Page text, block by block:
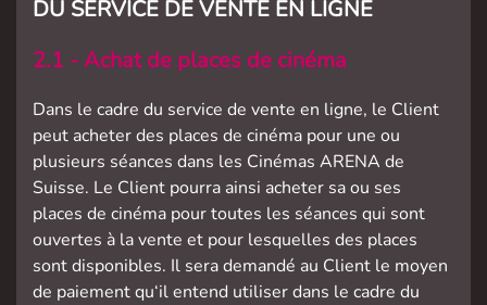
DU SERVICE DE VENTE EN LIGNE
2.1 - Achat de places de cinéma
Dans le cadre du service de vente en ligne, le Client
peut acheter des places de cinéma pour une ou
plusieurs séances dans les Cinémas ARENA de
Suisse. Le Client pourra ainsi acheter sa ou ses
places de cinéma pour toutes les séances qui sont
ouvertes à la vente et pour lesquelles des places
sont disponibles. Il sera demandé au Client le moyen
de paiement qu‘il entend utiliser dans le cadre du